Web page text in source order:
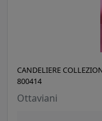
CANDELIERE
800414
Ottaviani